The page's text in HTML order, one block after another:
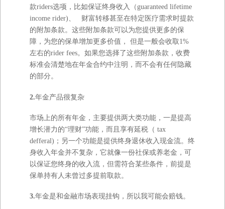
款riders选项，比如保证终身收入（guaranteed lifetime
income rider)、 财富转移甚至在特定医疗需求时提款
的附加条款。这些附加条款可以为您提供更多的保
障，为您的保单增加更多价值， 但是一般会收取1%
左右的rider fees。如果您选择了这些附加条款，收费
标准会清楚地在年金合约中注明，而不会有任何隐藏
的部分。
2.年金产品很复杂
市场上的所有年金，主要提供两大类功能，一是提高
增长潜力的“理财”功能，而且享有延税（ tax
defferal)；另一个功能是提供终身退休收入现金流。终
身收入年金并不复杂，它就像一份社保或养老金，可
以保证您终身的收入流，但需符合某些条件，前提是
保单持有人未曾过多提前取款。
3.年金是和金融市场表现挂钩，所以我可能会赔钱。